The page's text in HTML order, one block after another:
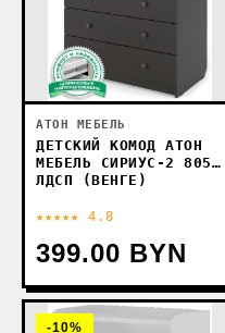
АТОН МЕБЕЛЬ
ДЕТСКИЙ КОМОД АТОН
МЕБЕЛЬ СИРИУС-2 805
ЛДСП (ВЕНГЕ)
★★★★★ 4.8
399.00 BYN
-10%